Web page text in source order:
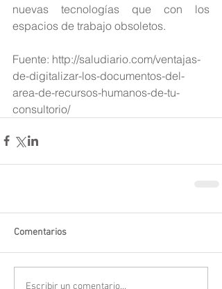
nuevas tecnologías que con los
espacios de trabajo obsoletos.
Fuente: http://saludiario.com/ventajas-
de-digitalizar-los-documentos-del-
area-de-recursos-humanos-de-tu-
consultorio/
Comentarios